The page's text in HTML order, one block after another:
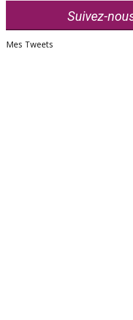
Suivez-
Mes Tweets